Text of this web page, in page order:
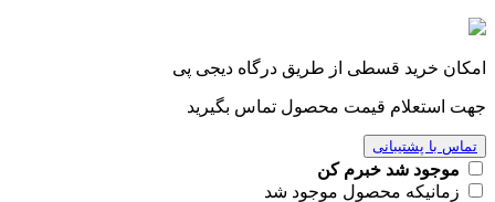
امکان خرید قسطی از طریق درگاه دیجی پی
جهت استعلام قیمت محصول تماس بگیرید
تماس با پشتیبانی
موجود شد خبرم کن
زمانیکه محصول موجود شد